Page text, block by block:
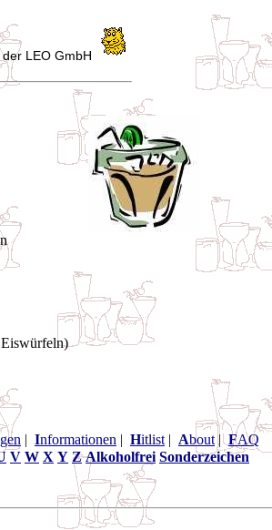
LEO GmbH
| Informationen | Hitlist | About | FAQ
V W X Y Z Alkoholfrei Sonderzeichen